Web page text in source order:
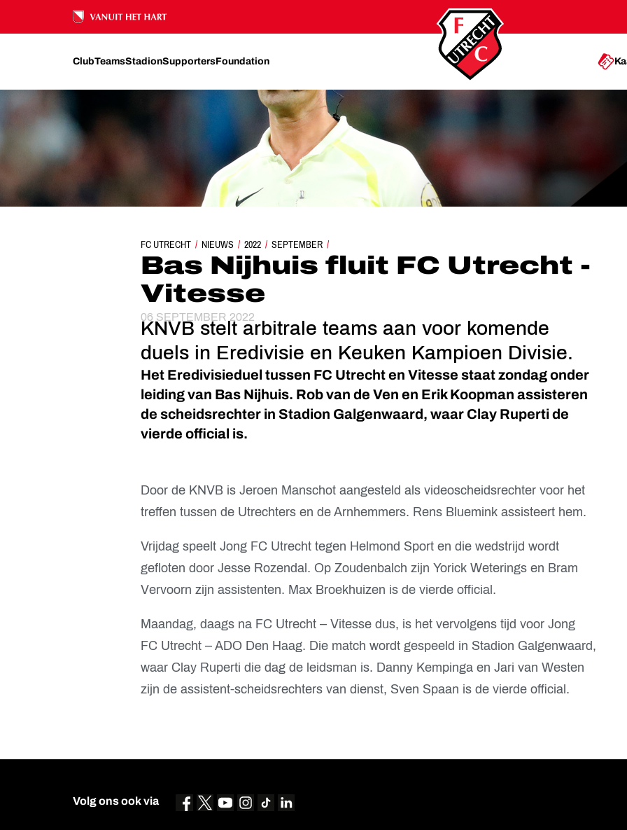
Ons nalatenschap
ClubTeamsStadionSupportersFoundation
FC UTRECHT NIEUWS 2022 SEPTEMBER
BAS NIJHUIS FLUIT FC UTRECHT - VITESSE
Bas Nijhuis fluit FC Utrecht -
Vitesse
06 SEPTEMBER 2022
KNVB stelt arbitrale teams aan voor komende
duels in Eredivisie en Keuken Kampioen Divisie.
Het Eredivisieduel tussen FC Utrecht en Vitesse staat zondag onder
leiding van Bas Nijhuis. Rob van de Ven en Erik Koopman assisteren
de scheidsrechter in Stadion Galgenwaard, waar Clay Ruperti de
vierde official is.
Door de KNVB is Jeroen Manschot aangesteld als videoscheidsrechter voor het
treffen tussen de Utrechters en de Arnhemmers. Rens Bluemink assisteert hem.
Vrijdag speelt Jong FC Utrecht tegen Helmond Sport en die wedstrijd wordt
gefloten door Jesse Rozendal. Op Zoudenbalch zijn Yorick Weterings en Bram
Vervoorn zijn assistenten. Max Broekhuizen is de vierde official.
Maandag, daags na FC Utrecht – Vitesse dus, is het vervolgens tijd voor Jong
FC Utrecht – ADO Den Haag. Die match wordt gespeeld in Stadion Galgenwaard,
waar Clay Ruperti die dag de leidsman is. Danny Kempinga en Jari van Westen
zijn de assistent-scheidsrechters van dienst, Sven Spaan is de vierde official.
Volg ons ook via